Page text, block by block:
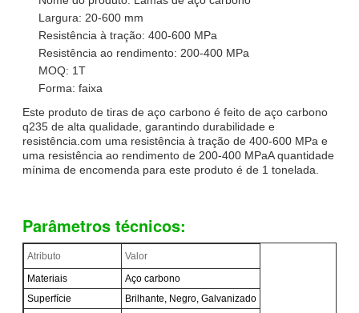
Largura: 20-600 mm
Resistência à tração: 400-600 MPa
Resistência ao rendimento: 200-400 MPa
MOQ: 1T
Forma: faixa
Este produto de tiras de aço carbono é feito de aço carbono
q235 de alta qualidade, garantindo durabilidade e
resistência.com uma resistência à tração de 400-600 MPa e
uma resistência ao rendimento de 200-400 MPaA quantidade
mínima de encomenda para este produto é de 1 tonelada.
Parâmetros técnicos:
Atributo
Valor
Materiais
Aço carbono
Superfície
Brilhante, Negro, Galvanizado